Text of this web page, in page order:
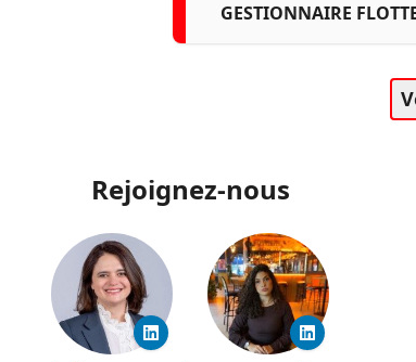
GESTIONNAIRE
Rejoignez-nous